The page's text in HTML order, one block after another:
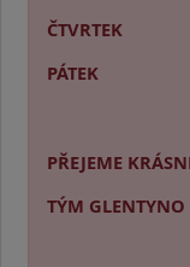
ČTVRTEK
PÁTEK
PŘEJEME
TÝM GLENTYNO